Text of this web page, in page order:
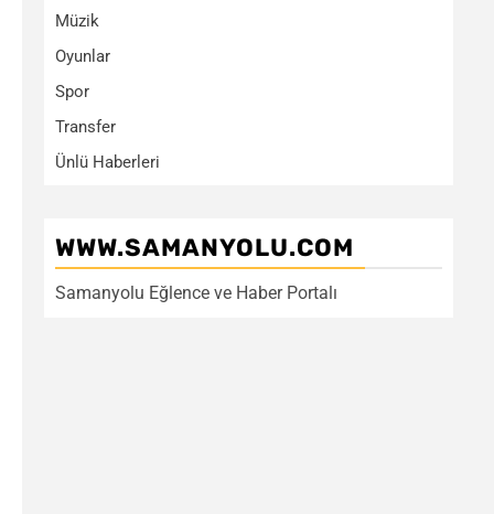
Müzik
Oyunlar
Spor
Transfer
Ünlü Haberleri
WWW.SAMANYOLU.COM
Samanyolu Eğlence ve Haber Portalı